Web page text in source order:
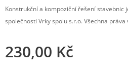
Konstrukční a kompoziční řešení stavebnic
společnosti Vrky spolu s.r.o. Všechna
230,00 Kč